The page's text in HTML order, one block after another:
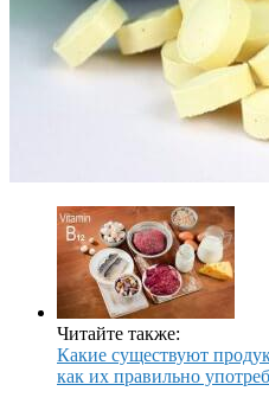
Читайте также:
Какие существуют
как их правильно